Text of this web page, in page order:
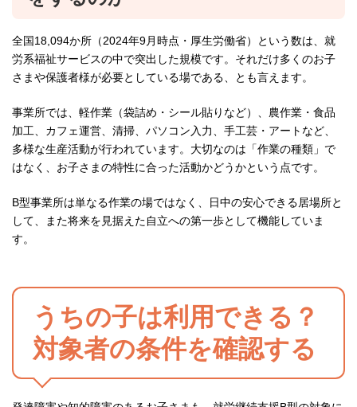
全国18,094か所（2024年9月時点・厚生労働省）という数は、就
労系福祉サービスの中で突出した規模です。それだけ多くのお子
さまや保護者様が必要としている場である、とも言えます。
事業所では、軽作業（袋詰め・シール貼りなど）、農作業・食品
加工、カフェ運営、清掃、パソコン入力、手工芸・アートなど、
多様な生産活動が行われています。大切なのは「作業の種類」で
はなく、お子さまの特性に合った活動かどうかという点です。
B型事業所は単なる作業の場ではなく、日中の安心できる居場所と
して、また将来を見据えた自立への第一歩として機能していま
す。
うちの子は利用できる？
対象者の条件を確認する